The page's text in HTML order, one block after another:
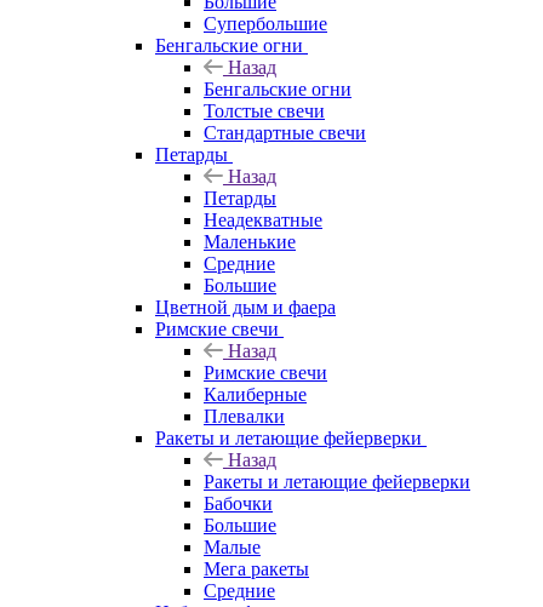
Супербольшие
Бенгальские огни
Назад
Бенгальские огни
Толстые свечи
Стандартные свечи
Петарды
Назад
Петарды
Неадекватные
Маленькие
Средние
Большие
Цветной дым и фаера
Римские свечи
Назад
Римские свечи
Калиберные
Плевалки
Ракеты и летающие фейерверки
Назад
Ракеты и летающие фейерверки
Бабочки
Большие
Малые
Мега ракеты
Средние